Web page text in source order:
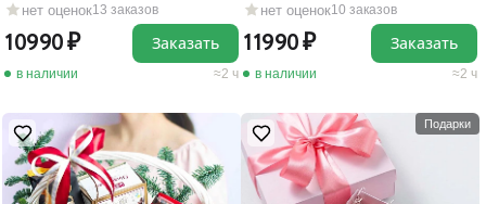
нет оценок13 заказов
10990
в наличии 2 ч
Заказать
нет оценок10 заказов
11990
в наличии 2 ч
Заказать
Подарки